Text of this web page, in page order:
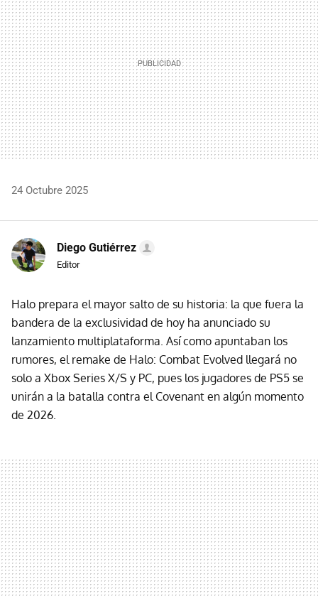
24 Octubre 2025
Diego Gutiérrez
Editor
Halo prepara el mayor salto de su historia: la que fuera la
bandera de la exclusividad de hoy ha anunciado su
lanzamiento multiplataforma. Así como apuntaban los
rumores, el remake de Halo: Combat Evolved llegará no
solo a Xbox Series X/S y PC, pues los jugadores de PS5 se
unirán a la batalla contra el Covenant en algún momento
de 2026.